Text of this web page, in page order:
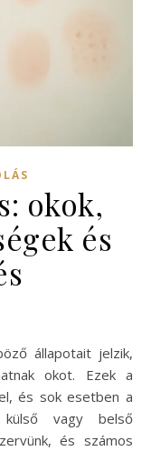
okok,
és
okot. Ezek a
és sok esetben a
vagy belső
és számos